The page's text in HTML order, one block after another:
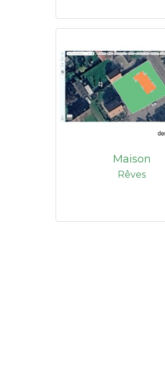
Maison
Rêves